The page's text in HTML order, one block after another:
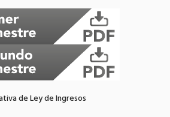
de Ley de Ingresos